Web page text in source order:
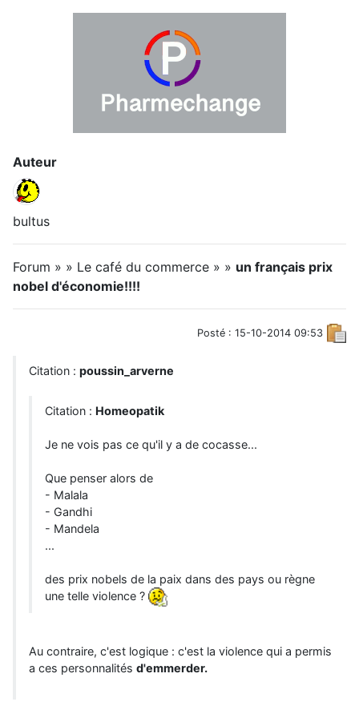
Auteur
bultus
Forum » » Le café du commerce » » un français prix
nobel d'économie!!!!
Posté : 15-10-2014 09:53
Citation : poussin_arverne
Citation : Homeopatik
Je ne vois pas ce qu'il y a de cocasse...
Que penser alors de
- Malala
- Gandhi
- Mandela
...
des prix nobels de la paix dans des pays ou règne
une telle violence ?
Au contraire, c'est logique : c'est la violence qui a permis
a ces personnalités d'emmerder.